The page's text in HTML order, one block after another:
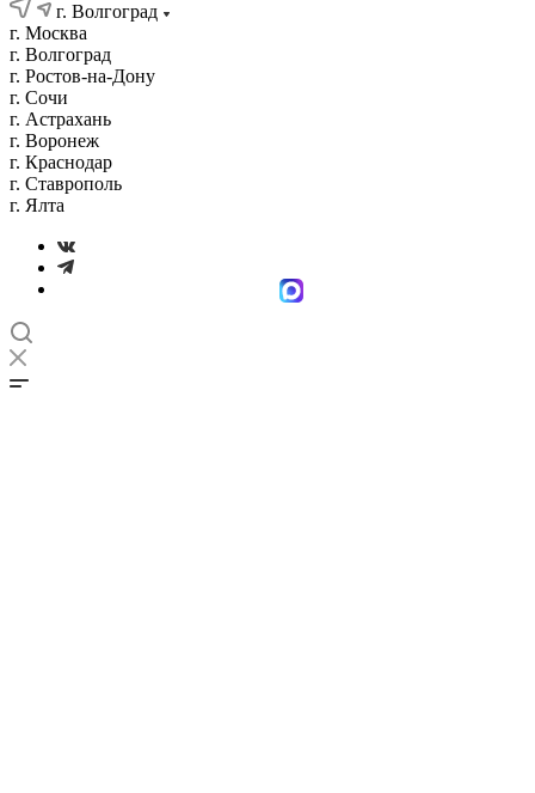
г. Волгоград
г. Москва
г. Волгоград
г. Ростов-на-Дону
г. Сочи
г. Астрахань
г. Воронеж
г. Краснодар
г. Ставрополь
г. Ялта